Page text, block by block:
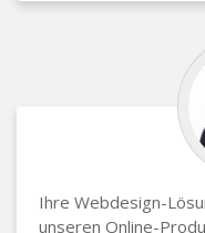
Ihre Webdesign-
unseren Online-